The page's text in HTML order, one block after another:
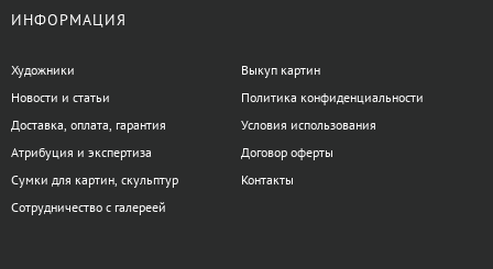
ИНФОРМАЦИЯ
Художники
Новости и статьи
Доставка, оплата, гарантия
Атрибуция и экспертиза
Сумки для картин, скульптур
Сотрудничество с галереей
Выкуп картин
Политика конфиденциальности
Условия использования
Договор оферты
Контакты